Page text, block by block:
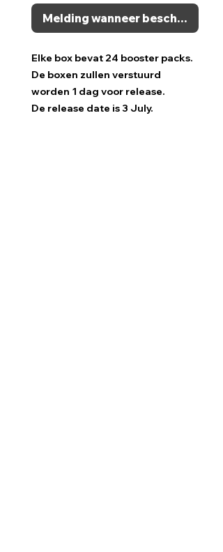
Melding wanneer beschikbaar
Elke box bevat 24 booster packs.
De boxen zullen verstuurd
worden 1 dag voor release.
De release date is 3 July.